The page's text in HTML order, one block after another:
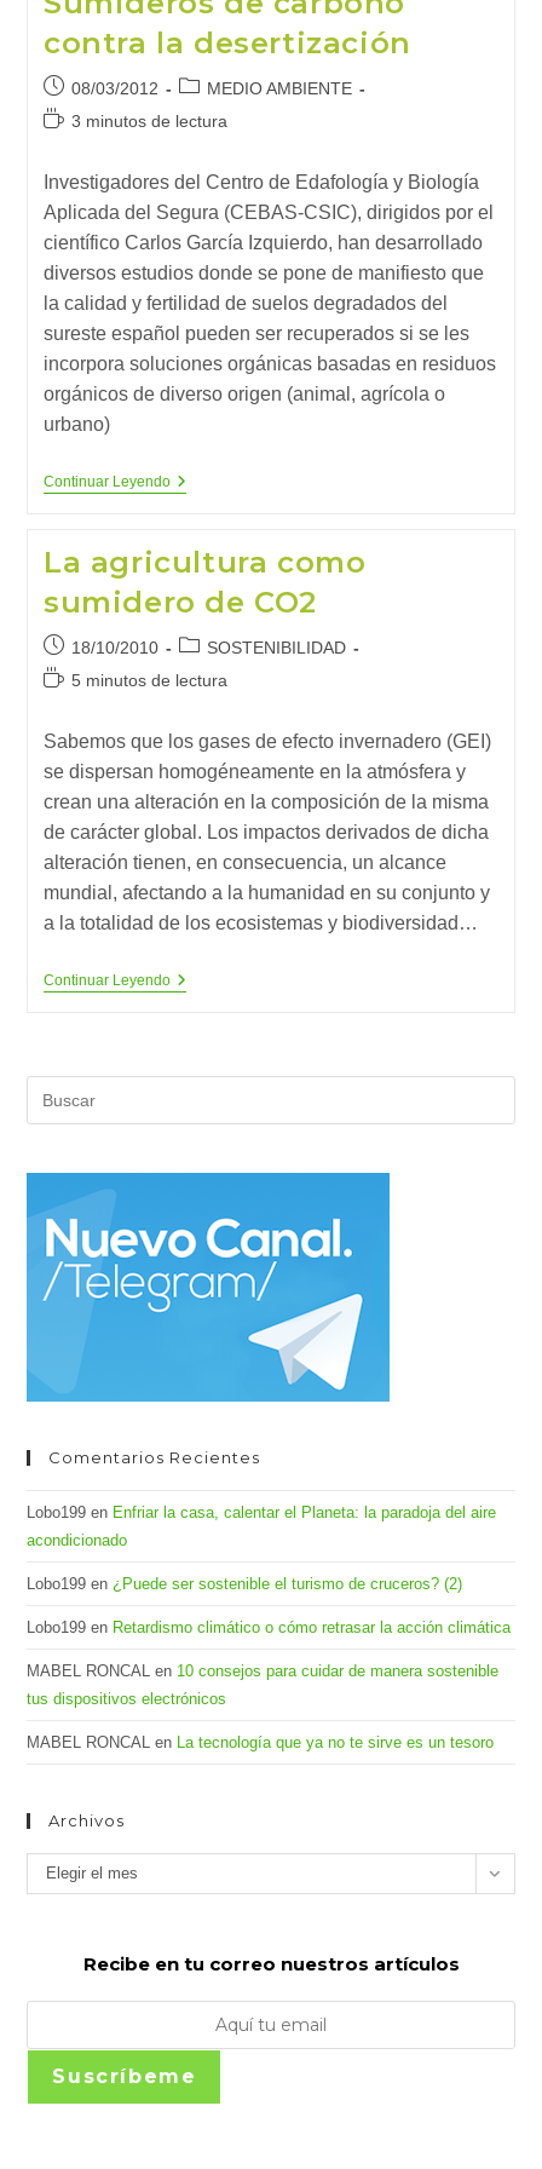
contra la desertización
Publicación
de
08/03/2012
Categoría
de
MEDIO AMBIENTE
Tiempo3 minutos de lectura
Investigadores del Centro de Edafología y Biología
Aplicada del Segura (CEBAS-CSIC), dirigidos por el
científico Carlos García Izquierdo, han desarrollado
diversos estudios donde se pone de manifiesto que
la calidad y fertilidad de suelos degradados del
sureste español pueden ser recuperados si se les
incorpora soluciones orgánicas basadas en residuos
orgánicos de diverso origen (animal, agrícola o
urbano)
Continuar LeyendoSumideros
La
Desertización
La agricultura como
sumidero de CO2
Publicación
de
18/10/2010
Categoría
de
SOSTENIBILIDAD
Tiempo5 minutos de lectura
Sabemos que los gases de efecto invernadero (GEI)
se dispersan homogéneamente en la atmósfera y
crean una alteración en la composición de la misma
de carácter global. Los impactos derivados de dicha
alteración tienen, en consecuencia, un alcance
mundial, afectando a la humanidad en su conjunto y
a la totalidad de los ecosistemas y biodiversidad…
Continuar LeyendoLa
CO2
Comentarios Recientes
Lobo199 en Enfriar la casa, calentar el Planeta: la paradoja del aire
acondicionado
Lobo199 en¿Puede ser sostenible el turismo de cruceros? (2)
Lobo199 en Retardismo climático o cómo retrasar la acción climática
MABEL RONCAL en 10 consejos para cuidar de manera sostenible
tus dispositivos electrónicos
MABEL RONCAL en La tecnología que ya no te sirve es un tesoro
Archivos
Archivos
Elegir el mes
Recibe en tu correo nuestros artículos
Suscríbeme